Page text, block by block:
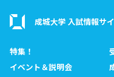
成城大学 入試情報サ
特集！
イベント＆説明会